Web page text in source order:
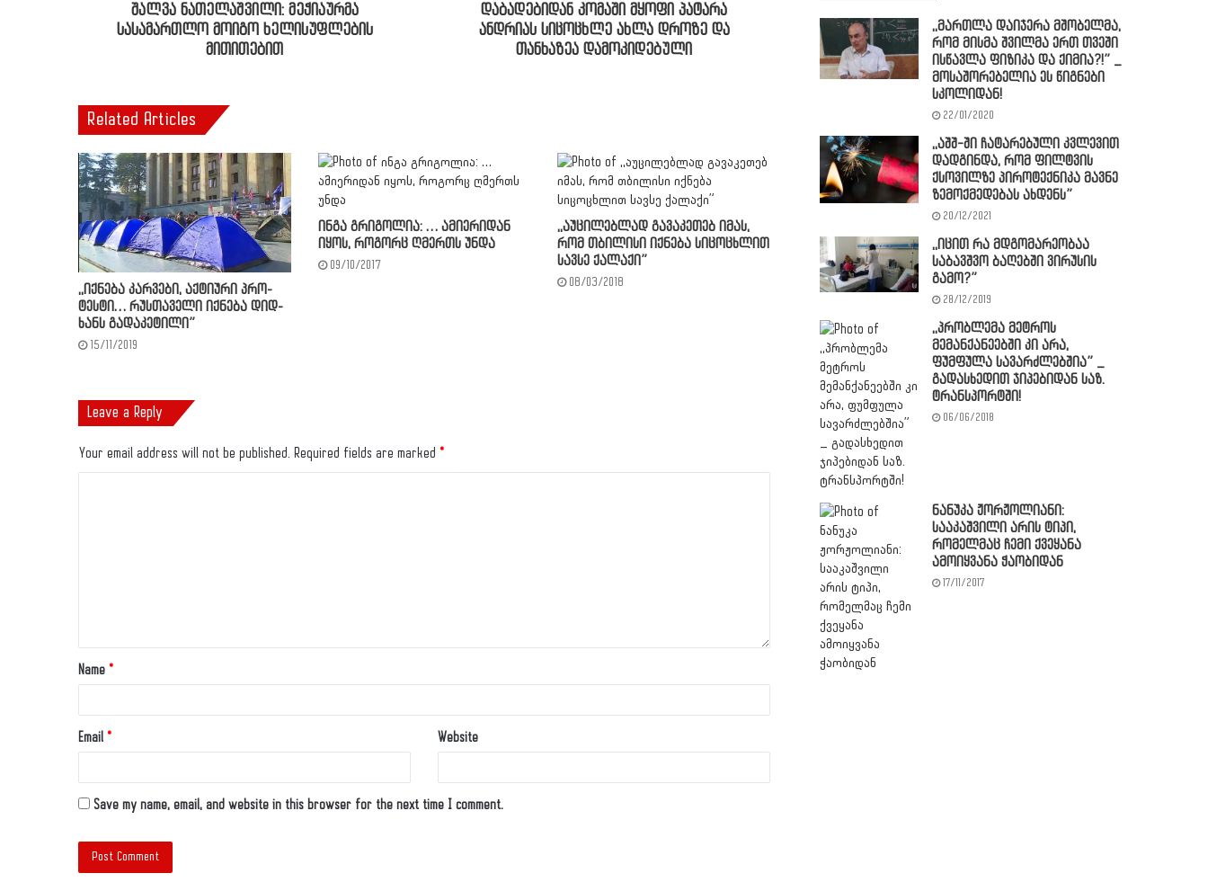
შალვა ნათელაშვილი: მეჭიაურმა
სასამართლო მოიგო ხელისუფლების
მითითებით
დაბადებიდან კომაში მყოფი პატარა
ანდრიას სიცოცხლე ახლა დროზე და
თანხაზეა დამოკიდებული
Related Articles
,,იქ­ნე­ბა კარ­ვე­ბი, აქ­ტი­უ­რი პრო­
ტეს­ტი… რუს­თა­ვე­ლი იქ­ნე­ბა დიდ­
ხანს გა­და­კე­ტი­ლი”
15/11/2019
ინგა გრიგოლია: … ამიერიდან
იყოს, როგორც ღმერთს უნდა
09/10/2017
,,აუცილებლად გავაკეთებ იმას,
რომ თბილისი იქნება სიცოცხლით
სავსე ქალაქი”
08/03/2018
Leave a Reply
Your email address will not be published. Required fields are marked *
Name *
Email * Website
Save my name, email, and website in this browser for the next time I comment.
,,მართლა დაიჯერა მშობელმა,
რომ მისმა შვილმა ერთ თვეში
ისწავლა ფიზიკა და ქიმია?!” _
მოსაშორებელია ეს წიგნები
სკოლიდან!
22/01/2020
,,აშშ-ში ჩატარებული კვლევით
დადგინდა, რომ ფილტვის
ქსოვილზე პიროტექნიკა მავნე
ზემოქმედებას ახდენს”
20/12/2021
,,იცით რა მდგომარეობაა
საბავშვო ბაღებში ვირუსის
გამო?”
28/12/2019
,,პრობლემა მეტროს
მემანქანეებში კი არა,
ფუმფულა სავარძლებშია” _
გადასხედით ჯიპებიდან საზ.
ტრანსპორტში!
06/06/2018
ნანუკა ჟორჟოლიანი:
სააკაშვილი არის ტიპი,
რომელმაც ჩემი ქვეყანა
ამოიყვანა ჭაობიდან
17/11/2017